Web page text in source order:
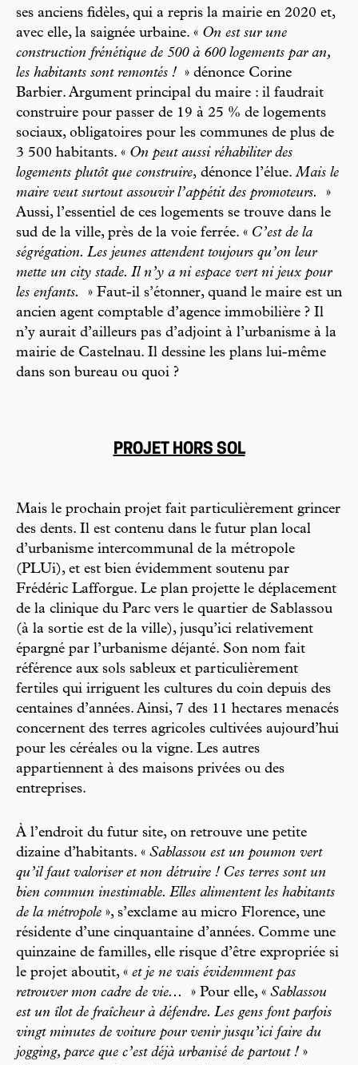
ses anciens fidèles, qui a repris la mairie en 2020 et,
avec elle, la saignée urbaine. « On est sur une
construction frénétique de 500 à 600 logements par an,
les habitants sont remontés ! » dénonce Corine
Barbier. Argument principal du maire : il faudrait
construire pour passer de 19 à 25 % de logements
sociaux, obligatoires pour les communes de plus de
3 500 habitants. « On peut aussi réhabiliter des
logements plutôt que construire, dénonce l’élue.Mais le
maire veut surtout assouvir l’appétit des promoteurs.
»
Aussi, l’essentiel de ces logements se trouve dans le
sud de la ville, près de la voie ferrée. « C’est de la
ségrégation. Les jeunes attendent toujours qu’on leur
mette un city stade. Il n’y a ni espace vert ni jeux pour
les enfants.
» Faut-il s’étonner, quand le maire est un
ancien agent comptable d’agence immobilière ? Il
n’y aurait d’ailleurs pas d’adjoint à l’urbanisme à la
mairie de Castelnau. Il dessine les plans lui-même
dans son bureau ou quoi ?
PROJET HORS SOL
Mais le prochain projet fait particulièrement grincer
des dents. Il est contenu dans le futur plan local
d’urbanisme intercommunal de la métropole
(PLUi), et est bien évidemment soutenu par
Frédéric Lafforgue. Le plan projette le déplacement
de la clinique du Parc vers le quartier de Sablassou
(à la sortie est de la ville), jusqu’ici relativement
épargné par l’urbanisme déjanté. Son nom fait
référence aux sols sableux et particulièrement
fertiles qui irriguent les cultures du coin depuis des
centaines d’années. Ainsi, 7 des 11 hectares menacés
concernent des terres agricoles cultivées aujourd’hui
pour les céréales ou la vigne. Les autres
appartiennent à des maisons privées ou des
entreprises.
À l’endroit du futur site, on retrouve une petite
dizaine d’habitants. « Sablassou est un poumon vert
qu’il faut valoriser et non détruire ! Ces terres sont un
bien commun inestimable. Elles alimentent les habitants
de la métropole », s’exclame au micro Florence, une
résidente d’une cinquantaine d’années. Comme une
quinzaine de familles, elle risque d’être expropriée si
le projet aboutit, « et je ne vais évidemment pas
retrouver mon cadre de vie...
» Pour elle, « Sablassou
est un îlot de fraîcheur à défendre. Les gens font parfois
vingt minutes de voiture pour venir jusqu’ici faire du
jogging, parce que c’est déjà urbanisé de partout ! »